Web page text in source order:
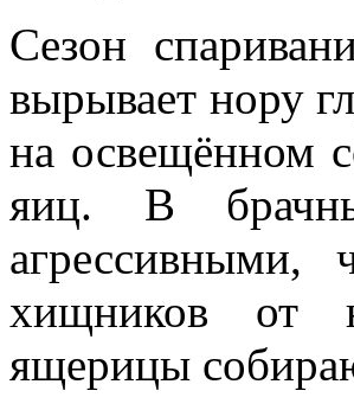
Сезон
вырывает нору
на освещённом
яиц. В
агрессивными,
хищников от
ящерицы